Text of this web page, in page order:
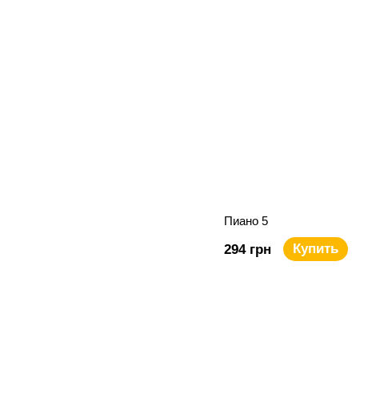
Пиано 5
294 грн Купить